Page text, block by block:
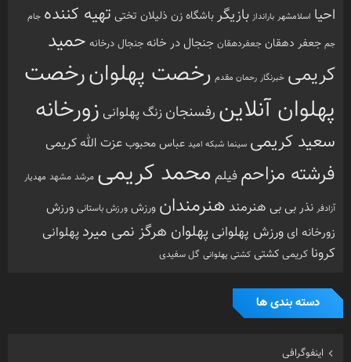
احیا اسلامشهر بارانداز بازیگر باشگاه زن ذلیلان تختی تهیه کننده جام
جم جعفر دهقان جعفردهقان جنجال در خانه جنجال درخانه حمید
کریمی خبرنگار رحمان مقدم رخصت پهلوانرخصت
پهلوان آنلاین رفسنجان زنگ پهلوانی زورخانه
سعید کریمی سینما شبکه امید عباس محبوبعزت الله کریمی
فرشته مزاحمفیلم محمد کریمی مرشد مشهد مهدیار
آزادفر نذر بی بی هنرمند هنرمندان ورزش ورزش باستانی ورزش
زورخانه ای ورزش پهلوانی پهلوان هرگز نمی میرد پهلوانی
کرونا کریمی کشتی کشتی پهلوانی گل سفیدی
دسته بندی ها
اینفوگرافی